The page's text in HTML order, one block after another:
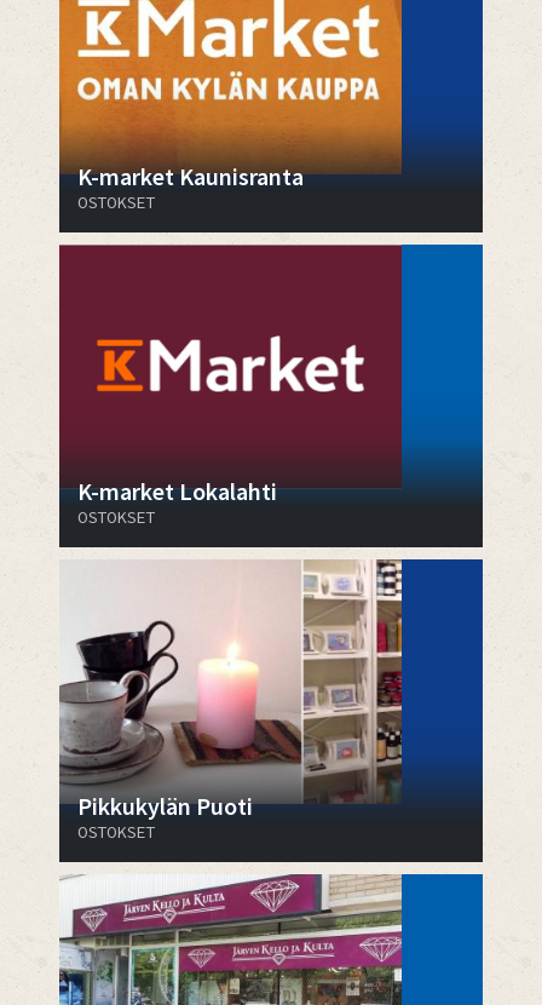
K-market Kaunisranta
OSTOKSET
K-market Lokalahti
OSTOKSET
Pikkukylän Puoti
OSTOKSET